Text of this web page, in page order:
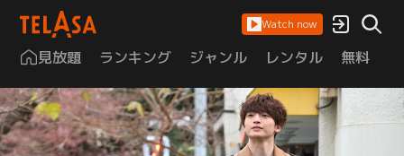
Watch now
見放題 ランキング ジャンル レンタル 無料